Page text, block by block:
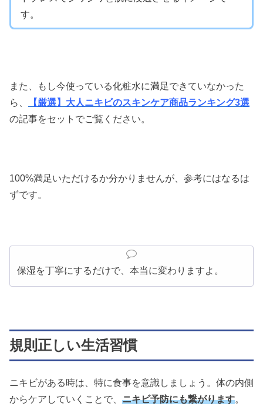
す。
また、もし今使っている化粧水に満足できていなかった
ら、
【厳選】大人ニキビのスキンケア商品ランキング3選
の記事をセットでご覧ください。
100%満足いただけるか分かりませんが、参考にはなるは
ずです。
保湿を丁寧にするだけで、本当に変わりますよ。
規則正しい生活習慣
ニキビがある時は、特に食事を意識しましょう。体の内側
からケアしていくことで、 ニキビ予防にも繋がります。